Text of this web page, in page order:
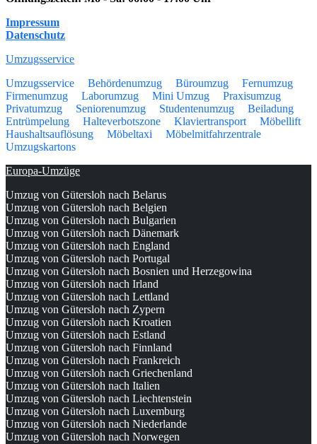
Impressum
Datenschutz
Umzugsservice
Umzugsservice
Behördenumzug Büroumzug
Fernumzug
Firmenumzug
Laborumzug Mini Umzug
Praxisumzug
Privatumzug
Seniorenumzug Studentenumzug
Beiladung
Entrümpelung
Halteverbotszone Klaviertransport
Möbellift
Haushaltsauflösung
Möbeltaxi
Möbelmitfahrzentrale
Umzugskartons
Europa-Umzüge
Umzug von Gütersloh nach Belarus
Umzug von Gütersloh nach Belgien
Umzug von Gütersloh nach Bulgarien
Umzug von Gütersloh nach Dänemark
Umzug von Gütersloh nach England
Umzug von Gütersloh nach Portugal
Umzug von Gütersloh nach Bosnien und Herzegowina
Umzug von Gütersloh nach Irland
Umzug von Gütersloh nach Lettland
Umzug von Gütersloh nach Zypern
Umzug von Gütersloh nach Kroatien
Umzug von Gütersloh nach Estland
Umzug von Gütersloh nach Finnland
Umzug von Gütersloh nach Frankreich
Umzug von Gütersloh nach Griechenland
Umzug von Gütersloh nach Italien
Umzug von Gütersloh nach Liechtenstein
Umzug von Gütersloh nach Luxemburg
Umzug von Gütersloh nach Niederlande
Umzug von Gütersloh nach Norwegen